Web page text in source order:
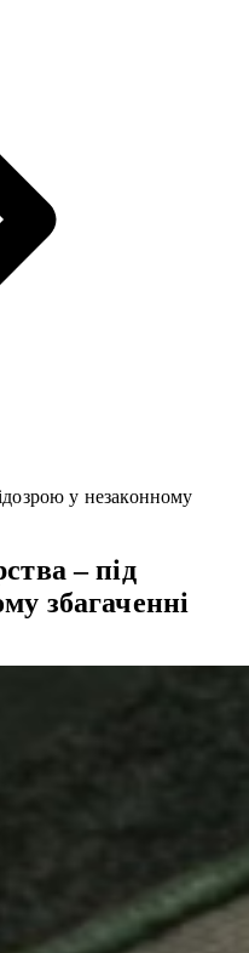
у незаконному
– під
збагаченні